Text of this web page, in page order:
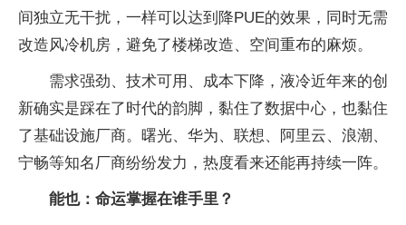
间独立无干扰，一样可以达到降PUE的效果，同时无需
改造风冷机房，避免了楼梯改造、空间重布的麻烦。
需求强劲、技术可用、成本下降，液冷近年来的创
新确实是踩在了时代的韵脚，黏住了数据中心，也黏住
了基础设施厂商。曙光、华为、联想、阿里云、浪潮、
宁畅等知名厂商纷纷发力，热度看来还能再持续一阵。
能也：命运掌握在谁手里？